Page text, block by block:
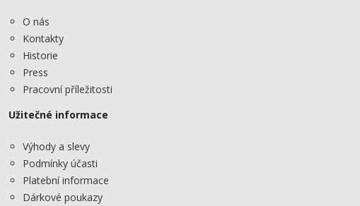
O nás
Kontakty
Historie
Press
Pracovní příležitosti
Užitečné informace
Výhody a slevy
Podmínky účasti
Platební informace
Dárkové poukazy